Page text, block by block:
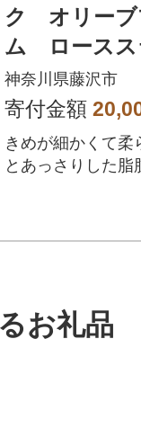
ク オリーブ
ム ロースス
Pと挽肉2P、
8枚セット
神奈川県藤沢市
寄付金額
きめが細かくて柔
とあっさりした脂
お礼品